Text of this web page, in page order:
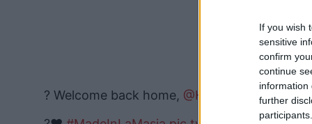
If you wish
sensitive
confirm
continue
information
further
? Welcome back home, @HectorBellerin